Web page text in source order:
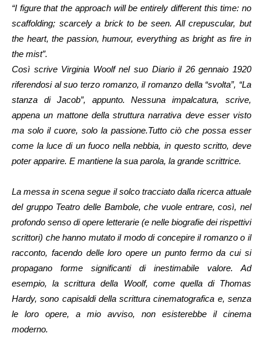
“I figure that the approach will be entirely different this time: no
scaffolding; scarcely a brick to be seen. All crepuscular, but
the heart, the passion, humour, everything as bright as fire in
the mist”.
Così scrive Virginia Woolf nel suo Diario il 26 gennaio 1920
riferendosi al suo terzo romanzo, il romanzo della “svolta”, “La
stanza di Jacob”, appunto. Nessuna impalcatura, scrive,
appena un mattone della struttura narrativa deve esser visto
ma solo il cuore, solo la passione.Tutto ciò che possa esser
come la luce di un fuoco nella nebbia, in questo scritto, deve
poter apparire. E mantiene la sua parola, la grande scrittrice.
La messa in scena segue il solco tracciato dalla ricerca attuale
del gruppo Teatro delle Bambole, che vuole entrare, così, nel
profondo senso di opere letterarie (e nelle biografie dei rispettivi
scrittori) che hanno mutato il modo di concepire il romanzo o il
racconto, facendo delle loro opere un punto fermo da cui si
propagano forme significanti di inestimabile valore. Ad
esempio, la scrittura della Woolf, come quella di Thomas
Hardy, sono capisaldi della scrittura cinematografica e, senza
le loro opere, a mio avviso, non esisterebbe il cinema
moderno.